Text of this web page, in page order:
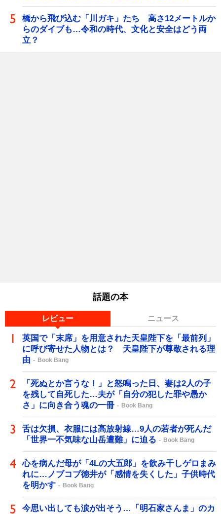
橋から飛び込む「川ガキ」たち 高さ12メートルか
らのダイブも…令和の時代、文化と安全はどう両
立？
話題の本
レビュー ニュース
英国で「末席」を用意された天皇陛下を「最前列」
に呼び寄せた人物とは？ 天皇陛下が尊敬される理
由
Book Bang
「死ぬとか言うな！」と怒鳴った日、妻は2人の子
を残して自死した…夫が「自分の犯した罪や愚か
さ」に向き合う魂の一冊
Book Bang
舌は欠損、衣服には高放射線…9人の若者が死んだ
「世界一不気味な山岳遭難」に迫る
Book Bang
心を病んだ母が「4Lの大五郎」を飲み干しゲロまみ
れに…ノブコブ徳井が「感情を失くした」子供時代
を明かす
Book Bang
今思い出しても涙が出そう…「明石家さんま」のカ